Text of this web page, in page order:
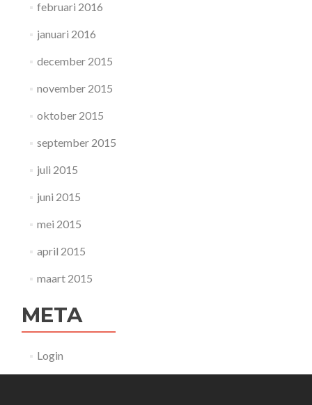
februari 2016
januari 2016
december 2015
november 2015
oktober 2015
september 2015
juli 2015
juni 2015
mei 2015
april 2015
maart 2015
META
Login